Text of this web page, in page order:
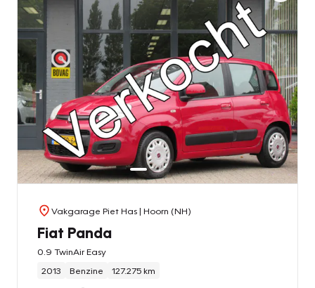
Vakgarage Piet Has| Hoorn (NH)
Fiat Panda
0.9 TwinAir Easy
2013
Benzine 127.275 km